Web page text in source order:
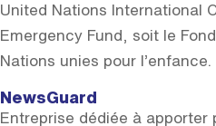
United Nations International
Emergency Fund, soit le
Nations unies pour l’enfance.
NewsGuard
Entreprise dédiée à apporter